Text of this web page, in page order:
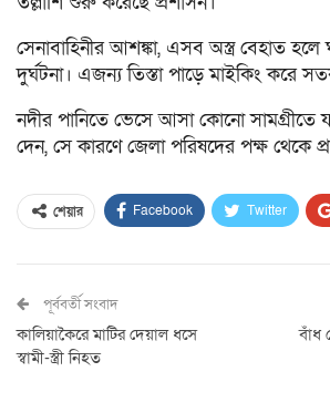
সেনাবাহিনীর আশঙ্কা, এসব অস্ত্র বেহাত হলে
দুর্ঘটনা। এজন্য তিস্তা পাড়ে মাইকিং করে
নদীর পানিতে ভেসে আসা কোনো সামগ্রীতে
দেন, সে কারণে জেলা পরিষদের পক্ষ থেকে
শেয়ার Facebook Twitter
পূর্ববর্তী সংবাদ
কালিয়াকৈরে মাটির দেয়াল ধসে
স্বামী-স্ত্রী নিহত
বাঁধ